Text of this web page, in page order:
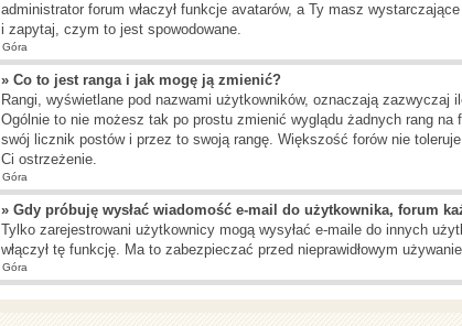
administrator forum właczył funkcje avatarów, a Ty masz
i zapytaj, czym to jest spowodowane.
Góra
» Co to jest ranga i jak mogę ją zmienić?
Rangi, wyświetlane pod nazwami użytkowników, oznaczają
Ogólnie to nie możesz tak po prostu zmienić wyglądu żadnych rang
swój licznik postów i przez to swoją rangę. Większość forów nie
Ci ostrzeżenie.
Góra
» Gdy próbuję wysłać wiadomość e-mail do użytkownika, forum
Tylko zarejestrowani użytkownicy mogą wysyłać e-maile do innych
włączył tę funkcję. Ma to zabezpieczać przed nieprawidłowym
Góra